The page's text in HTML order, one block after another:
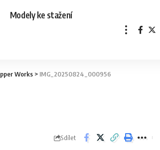
Modely ke stažení
Works > IMG_20250824_000956
Sdílet